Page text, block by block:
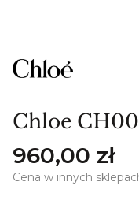
Chloe
Cena
960,00 zł
Cena w innych